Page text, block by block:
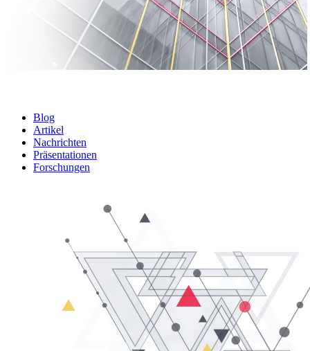
Blog
Artikel
Nachrichten
Präsentationen
Forschungen